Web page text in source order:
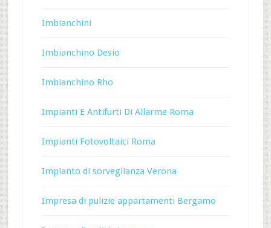
Imbianchini
Imbianchino Desio
Imbianchino Rho
Impianti E Antifurti Di Allarme Roma
Impianti Fotovoltaici Roma
Impianto di sorveglianza Verona
Impresa di pulizie appartamenti Bergamo